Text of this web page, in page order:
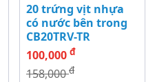
20 trứng vịt nhựa
có nước bên trong
CB20TRV-TR
100,000 đ
158,000đ